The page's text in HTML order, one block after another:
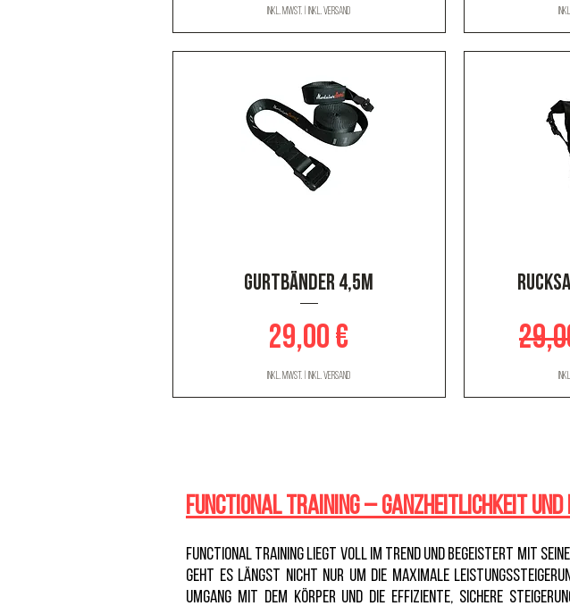
inkl. MwSt. inkl. Versand
Schnellansicht
Gurtbänder 4,5m
Preis
29,00 €
inkl. MwSt. inkl. Versand
Functional Training – Ganzheitlichkeit
Functional Training liegt voll im Trend und begeistert mit
geht es längst nicht nur um die maximale
Umgang mit dem Körper und die effiziente, sichere